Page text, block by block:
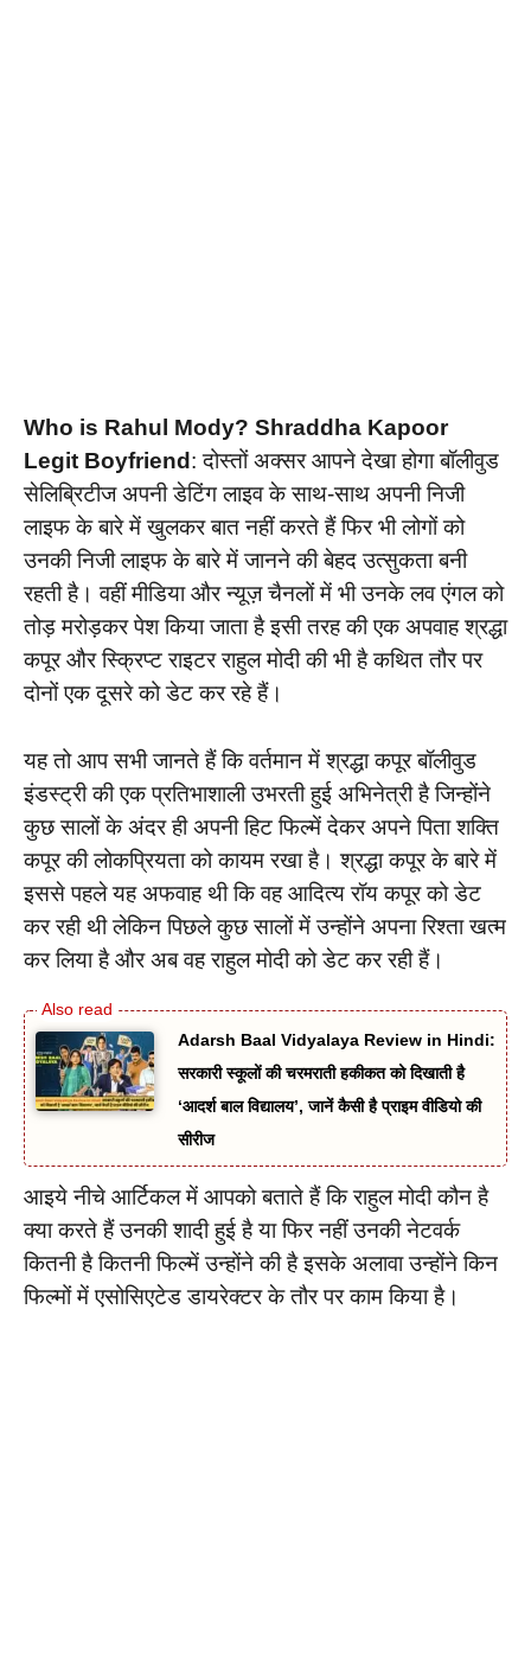
Who is Rahul Mody? Shraddha Kapoor
Legit Boyfriend : दोस्तों अक्सर आपने देखा होगा बॉलीवुड
सेलिब्रिटीज अपनी डेटिंग लाइव के साथ-साथ अपनी निजी
लाइफ के बारे में खुलकर बात नहीं करते हैं फिर भी लोगों को
उनकी निजी लाइफ के बारे में जानने की बेहद उत्सुकता बनी
रहती है। वहीं मीडिया और न्यूज़ चैनलों में भी उनके लव एंगल को
तोड़ मरोड़कर पेश किया जाता है इसी तरह की एक अपवाह श्रद्धा
कपूर और स्क्रिप्ट राइटर राहुल मोदी की भी है कथित तौर पर
दोनों एक दूसरे को डेट कर रहे हैं।
यह तो आप सभी जानते हैं कि वर्तमान में श्रद्धा कपूर बॉलीवुड
इंडस्ट्री की एक प्रतिभाशाली उभरती हुई अभिनेत्री है जिन्होंने
कुछ सालों के अंदर ही अपनी हिट फिल्में देकर अपने पिता शक्ति
कपूर की लोकप्रियता को कायम रखा है। श्रद्धा कपूर के बारे में
इससे पहले यह अफवाह थी कि वह आदित्य रॉय कपूर को डेट
कर रही थी लेकिन पिछले कुछ सालों में उन्होंने अपना रिश्ता खत्म
कर लिया है और अब वह राहुल मोदी को डेट कर रही हैं।
Adarsh Baal Vidyalaya Review in Hindi:
सरकारी स्कूलों की चरमराती हकीकत को दिखाती है
‘आदर्श बाल विद्यालय’, जानें कैसी है प्राइम वीडियो की
सीरीज
आइये नीचे आर्टिकल में आपको बताते हैं कि राहुल मोदी कौन है
क्या करते हैं उनकी शादी हुई है या फिर नहीं उनकी नेटवर्क
कितनी है कितनी फिल्में उन्होंने की है इसके अलावा उन्होंने किन
फिल्मों में एसोसिएटेड डायरेक्टर के तौर पर काम किया है।